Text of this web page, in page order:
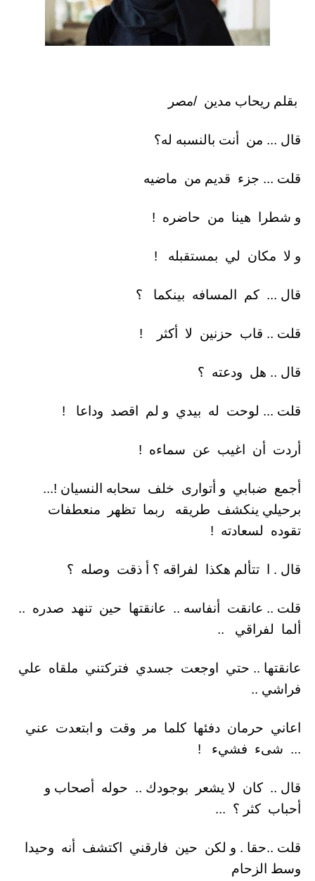
بقلم ريحاب مدين /مصر
قال ... من أنت بالنسبه له؟
قلت ... جزء قديم من ماضيه
و شطرا هينا من حاضره !
و لا مكان لي بمستقبله !
قال ... كم المسافه بينكما ؟
قلت .. قاب حزنين لا أكثر !
قال .. هل ودعته ؟
قلت ... لوحت له بيدي و لم اقصد وداعا !
أردت أن اغيب عن سماءه !
أجمع ضبابي و أتوارى خلف سحابه النسيان !...
برحيلي ينكشف طريقه ربما تظهر منعطفات
تقوده لسعادته !
قال . ا تتألم هكذا لفراقه ؟ أ ذقت وصله ؟
قلت .. عانقت أنفاسه .. عانقتها حين تنهد صدره ..
ألما لفراقي ..
عانقتها .. حتي اوجعت جسدي فتركتني ملقاه علي
فراشي ..
اعاني حرمان دفئها كلما مر وقت و ابتعدت عني
... شىء فشيء !
قال .. كان لا يشعر بوجودك .. حوله أصحاب و
أحباب كثر ؟ ...
قلت ..حقا . و لكن حين فارقني اكتشف أنه وحيدا
وسط الزحام